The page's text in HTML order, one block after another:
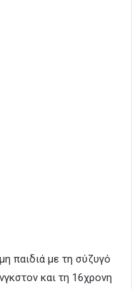
παιδιά με τη σύζυγό
και τη 16χρονη